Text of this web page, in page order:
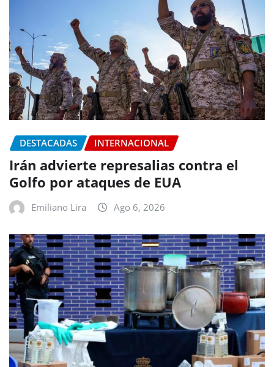
DESTACADAS INTERNACIONAL
Irán advierte represalias contra el
Golfo por ataques de EUA
Emiliano Lira Ago 6, 2026